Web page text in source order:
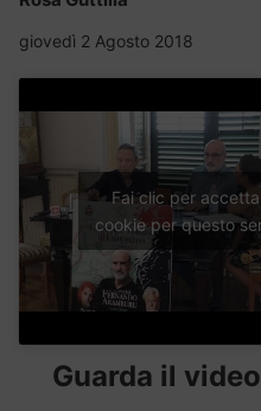
giovedì 2 Agosto 2018
Fai clic per
cookie per questo
Guarda il